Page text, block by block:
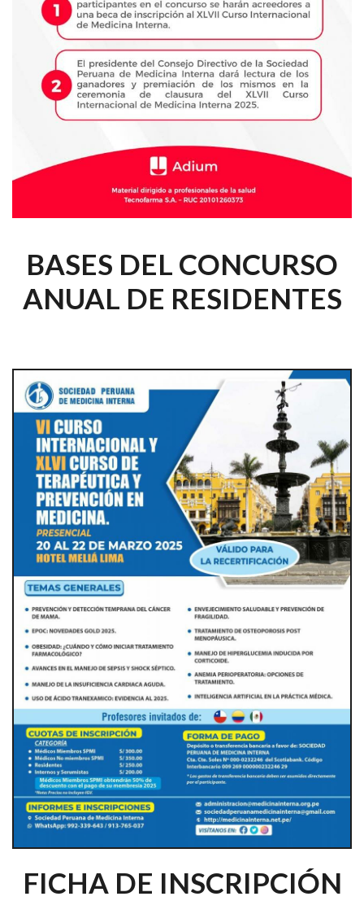
BASES DEL CONCURSO
ANUAL DE RESIDENTES
FICHA DE INSCRIPCIÓN